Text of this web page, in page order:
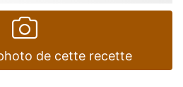
de cette recette